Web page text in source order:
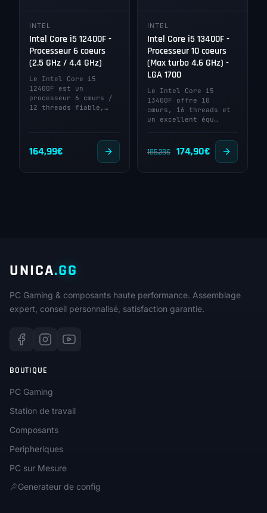
INTEL
Intel Core i5 12400F -
Processeur 6 coeurs
(2.5 GHz / 4.4 GHz)
Le Intel Core i5
12400F est un
processeur 6 cœurs /
12 threads fiable,…
164,99€
INTEL
Intel Core i5 13400F -
Processeur 10 coeurs
(Max turbo 4.6 GHz) -
LGA 1700
Le Intel Core i5
13400F offre 10
cœurs, 16 threads et
un excellent équ…
185,38€
Le
174,90€
prix
UNICA.GG
PC Gaming & composants haute performance. Assemblage
expert, conseil personnalisé, satisfaction garantie.
BOUTIQUE
PC Gaming
Station de travail
Composants
Peripheriques
PC sur Mesure
Generateur de config